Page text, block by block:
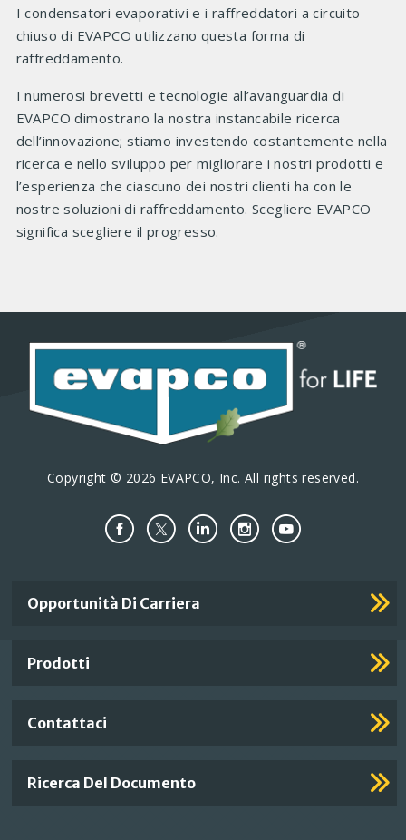
I condensatori evaporativi e i raffreddatori a circuito
chiuso di EVAPCO utilizzano questa forma di
raffreddamento.
I numerosi brevetti e tecnologie all’avanguardia di
EVAPCO dimostrano la nostra instancabile ricerca
dell’innovazione; stiamo investendo costantemente nella
ricerca e nello sviluppo per migliorare i nostri prodotti e
l’esperienza che ciascuno dei nostri clienti ha con le
nostre soluzioni di raffreddamento. Scegliere EVAPCO
significa scegliere il progresso.
Copyright © 2026 EVAPCO, Inc. All rights reserved.
Important
Footer
Opportunità Di Carriera
Prodotti
Contattaci
Ricerca Del Documento